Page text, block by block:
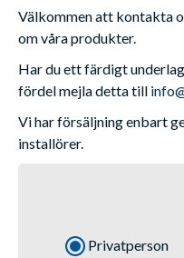
Välkommen att kontakta
om våra produkter.
Har du ett färdigt
fördel mejla detta till
Vi har försäljning enbart
installörer.
Privatperson